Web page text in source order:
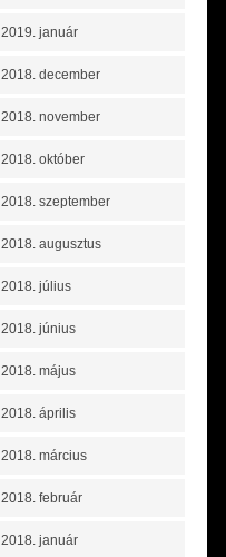
2019. január
2018. december
2018. november
2018. október
2018. szeptember
2018. augusztus
2018. július
2018. június
2018. május
2018. április
2018. március
2018. február
2018. január